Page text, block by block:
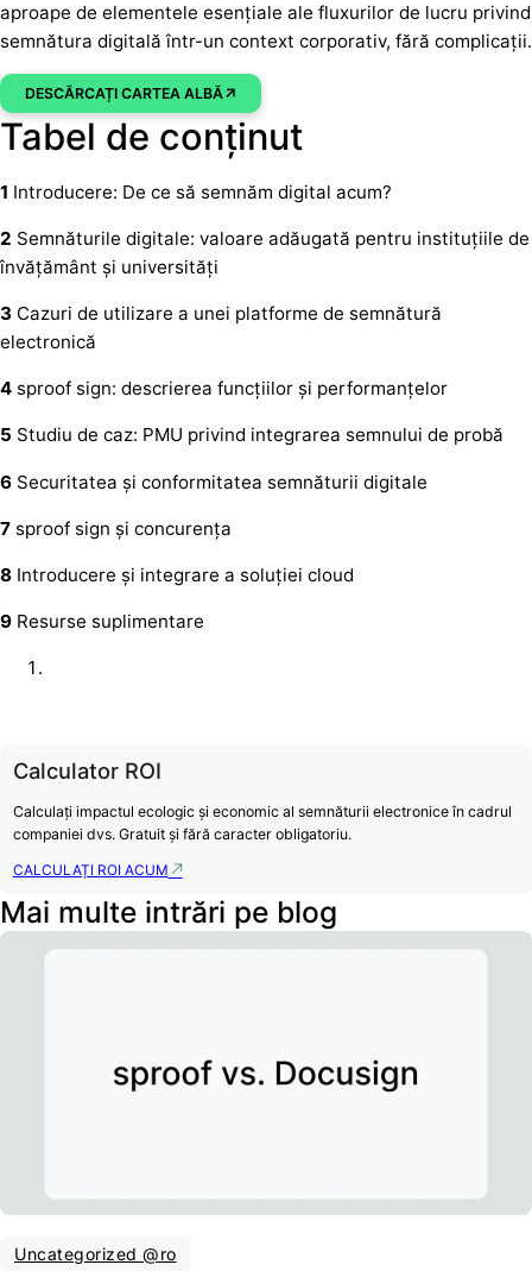
aproape de elementele esențiale ale fluxurilor de lucru privind
semnătura digitală într-un context corporativ, fără complicații.
DESCĂRCAȚI CARTEA ALBĂ
Tabel de conținut
1 Introducere: De ce să semnăm digital acum?
2 Semnăturile digitale: valoare adăugată pentru instituțiile de
învățământ și universități
3 Cazuri de utilizare a unei platforme de semnătură
electronică
4 sproof sign: descrierea funcțiilor și performanțelor
5 Studiu de caz: PMU privind integrarea semnului de probă
6 Securitatea și conformitatea semnăturii digitale
7 sproof sign și concurența
8 Introducere și integrare a soluției cloud
9 Resurse suplimentare
Calculator ROI
Calculați impactul ecologic și economic al semnăturii electronice în cadrul
companiei dvs. Gratuit și fără caracter obligatoriu.
CALCULAȚI ROI ACUM
Mai multe intrări pe blog
Uncategorized @ro